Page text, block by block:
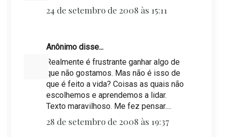
24 de setembro de 2008 às 15:11
Anônimo disse...
Realmente é frustrante ganhar algo de
que não gostamos. Mas não é isso de
que é feito a vida? Coisas as quais não
escolhemos e aprendemos a lidar.
Texto maravilhoso. Me fez pensar....
28 de setembro de 2008 às 19:37